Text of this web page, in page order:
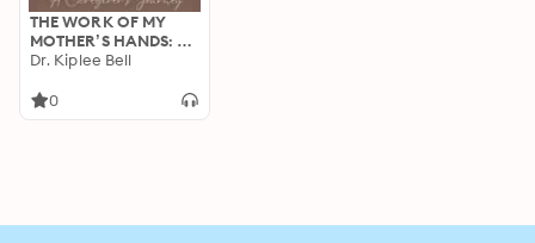
THE WORK OF MY
MOTHER’S HANDS: A
CAREGIVER’S
Dr. Kiplee Bell
0